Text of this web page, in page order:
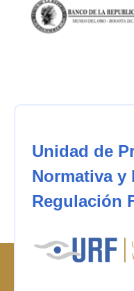
Unidad de
Normativa y
Regulación